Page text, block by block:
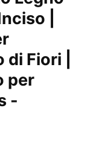
|
Fiori |
per
-